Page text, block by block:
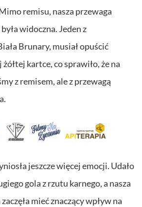
remisu, nasza przewaga
widoczna. Jeden z
Brunary, musiał opuścić
kartce, co sprawiło, że na
z remisem, ale z przewagą
jeszcze więcej emocji. Udało
gola z rzutu karnego, a nasza
mieć znaczący wpływ na